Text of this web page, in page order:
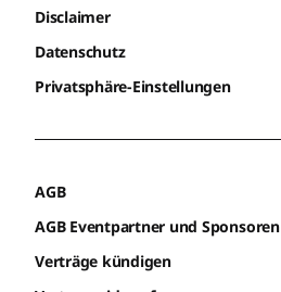
Disclaimer
Datenschutz
Privatsphäre-Einstellungen
AGB
AGB Eventpartner und Sponsoren
Verträge kündigen